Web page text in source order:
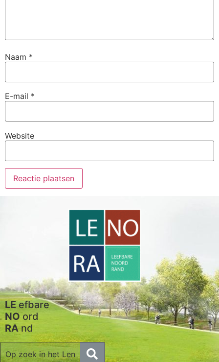
Naam *
E-mail *
Website
LEefbare
NOord
RAnd